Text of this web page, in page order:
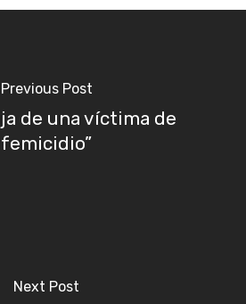
Previous Post
de una víctima de
femicidio”
Next Post